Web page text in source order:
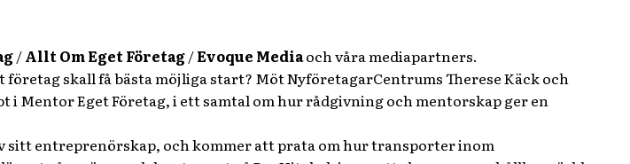
/Allt Om Eget Företag/Evoque Mediaoch våra mediapartners.
företag skall få bästa möjliga start? Möt NyföretagarCentrums Therese Käck och
i Mentor Eget Företag, i ett samtal om hur rådgivning och mentorskap ger en
sitt entreprenörskap, och kommer att prata om hur transporter inom